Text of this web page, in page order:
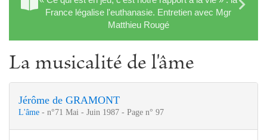
France légalise l'euthanasie. Entretien avec Mgr
Matthieu Rougé
La musicalité de l'âme
Jérôme de GRAMONT
L'âme - n°71 Mai - Juin 1987 - Page n° 97